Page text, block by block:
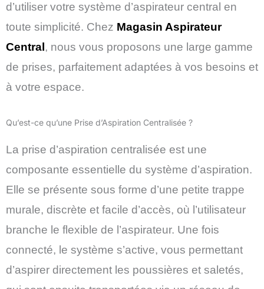
d’utiliser votre système d’aspirateur central en
toute simplicité. Chez Magasin Aspirateur
Central , nous vous proposons une large gamme
de prises, parfaitement adaptées à vos besoins et
à votre espace.
Qu’est-ce qu’une Prise d’Aspiration Centralisée ?
La prise d’aspiration centralisée est une
composante essentielle du système d’aspiration.
Elle se présente sous forme d’une petite trappe
murale, discrète et facile d’accès, où l’utilisateur
branche le flexible de l’aspirateur. Une fois
connecté, le système s’active, vous permettant
d’aspirer directement les poussières et saletés,